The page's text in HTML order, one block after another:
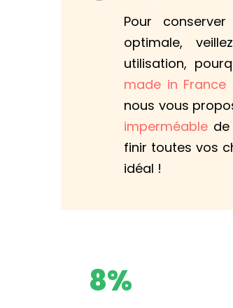
Pour
optimale,
utilisation,
made in France
nous vous
imperméablede
finir toutes vos
idéal !
8%